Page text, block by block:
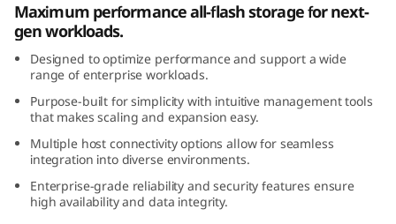
0
0
F
A
Maximum performance all-flash storage for next-
gen workloads.
Designed to optimize performance and support a wide
range of enterprise workloads.
Purpose-built for simplicity with intuitive management tools
that makes scaling and expansion easy.
Multiple host connectivity options allow for seamless
integration into diverse environments.
Enterprise-grade reliability and security features ensure
high availability and data integrity.